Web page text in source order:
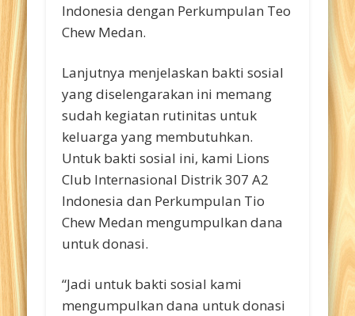
Indonesia dengan Perkumpulan Teo
Chew Medan.
Lanjutnya menjelaskan bakti sosial
yang diselengarakan ini memang
sudah kegiatan rutinitas untuk
keluarga yang membutuhkan.
Untuk bakti sosial ini, kami Lions
Club Internasional Distrik 307 A2
Indonesia dan Perkumpulan Tio
Chew Medan mengumpulkan dana
untuk donasi.
“Jadi untuk bakti sosial kami
mengumpulkan dana untuk donasi